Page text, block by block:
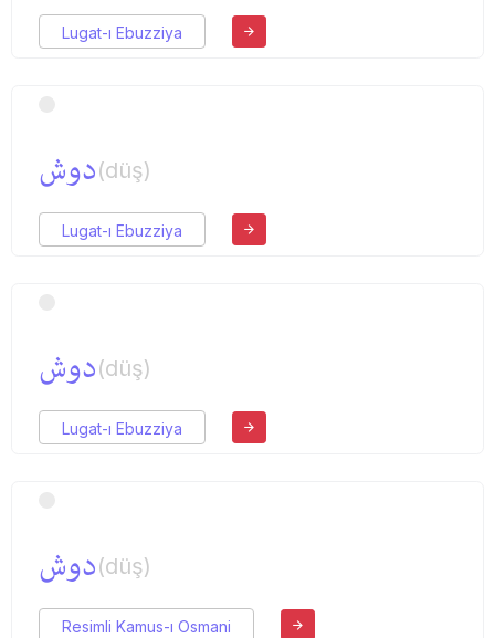
Lugat-ı Ebuzziya
دوش(düş)
Lugat-ı Ebuzziya
دوش(düş)
Lugat-ı Ebuzziya
دوش(düş)
Resimli Kamus-ı Osmani